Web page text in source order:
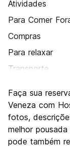
Atividades
Para Comer
Compras
Para relaxar
Transporte
Cultura
Festas / vida
Custo-beneficio
Faça sua
Veneza com
fotos,
melhor
pode também